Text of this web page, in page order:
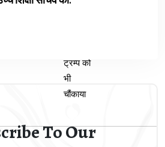
Next Article
लेटर पैड...
To Our